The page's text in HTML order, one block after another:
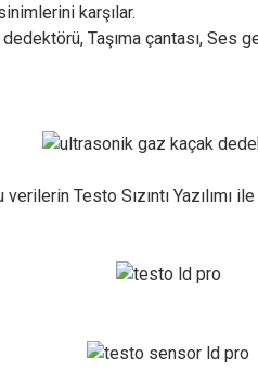
karşılar.
Taşıma çantası, Ses
Testo Sızıntı